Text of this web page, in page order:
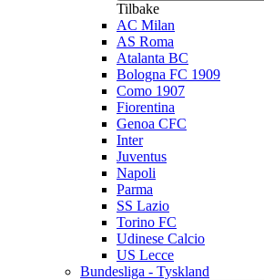
Tilbake
AC Milan
AS Roma
Atalanta BC
Bologna FC 1909
Como 1907
Fiorentina
Genoa CFC
Inter
Juventus
Napoli
Parma
SS Lazio
Torino FC
Udinese Calcio
US Lecce
Bundesliga - Tyskland